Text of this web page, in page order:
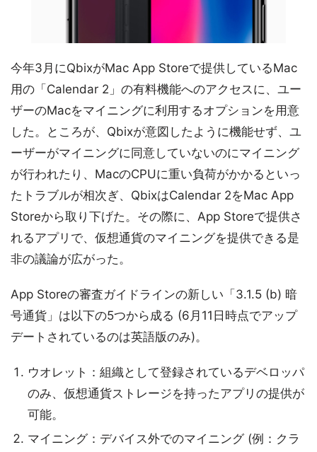
今年3月にQbixがMac App Storeで提供しているMac
用の「Calendar 2」の有料機能へのアクセスに、ユー
ザーのMacをマイニングに利用するオプションを用意
した。ところが、Qbixが意図したように機能せず、ユ
ーザーがマイニングに同意していないのにマイニング
が行われたり、MacのCPUに重い負荷がかかるといっ
たトラブルが相次ぎ、QbixはCalendar 2をMac App
Storeから取り下げた。その際に、App Storeで提供さ
れるアプリで、仮想通貨のマイニングを提供できる是
非の議論が広がった。
App Storeの審査ガイドラインの新しい「3.1.5 (b) 暗
号通貨」は以下の5つから成る (6月11日時点でアップ
デートされているのは英語版のみ)。
ウオレット：組織として登録されているデベロッパ
のみ、仮想通貨ストレージを持ったアプリの提供が
可能。
マイニング：デバイス外でのマイニング (例：クラ